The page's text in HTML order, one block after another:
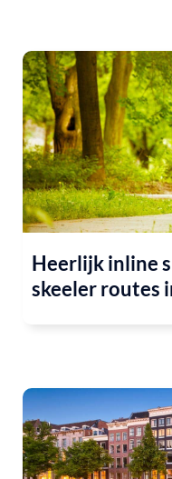
Heerlijk inline
skeeler routes